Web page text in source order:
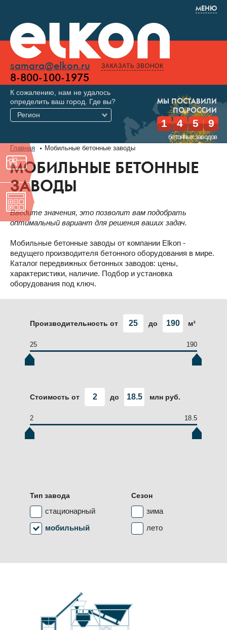
МЕНЮ
samara@elkon.ru
8-800-100-1975
ЗАКАЗАТЬ ЗВОНОК
МЫ ПОСТАВИЛИ
ПО РОССИИ
1 4 5 9
бетонных заводов
К сожалению, нам не удалось
определить ваш город. Где вы?
Регион
Главная Мобильные бетонные заводы
МОБИЛЬНЫЕ БЕТОННЫЕ
ЗАВОДЫ
Введите значения, это позволит вам подобрать
оптимальный вариант для решения ваших задач.
Мобильные бетонные заводы от компании Elkon -
ведущего производителя бетонного оборудования в мире.
Каталог передвижных бетонных заводов: цены,
характеристики, наличие. Подбор и установка
оборудования под ключ.
Производительность от до м³
25 190
Стоимость от до млн руб.
2 18.5
Тип завода
стационарный
мобильный
Сезон
зима
лето